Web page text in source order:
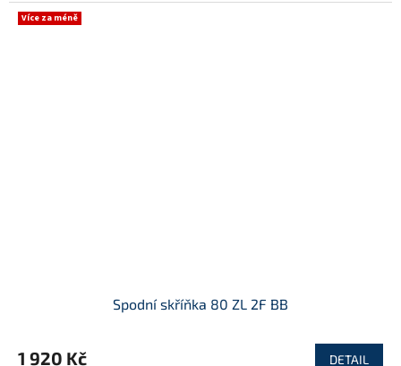
Více za méně
Spodní skříňka 80 ZL 2F BB
1 920 Kč DETAIL